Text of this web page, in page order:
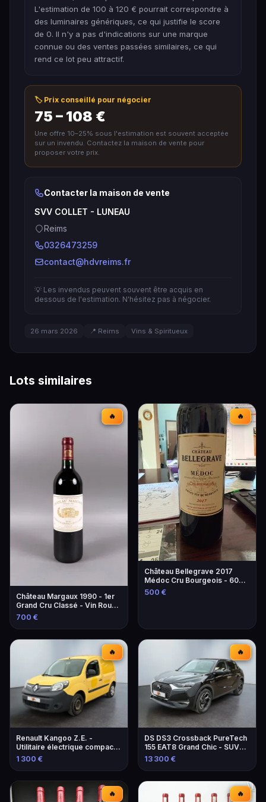
L'estimation de 100 à 120 € pourrait correspondre à
des luminaires génériques, ce qui justifie le score
de 0. Il n'y a pas d'indications sur une marque
connue ou des ventes passées similaires, ce qui
rend ce lot peu attractif.
🏷️ Prix conseillé pour négocier
75 – 108 €
Une offre 10–25% sous l'estimation est souvent acceptée
sur un invendu. Contactez la maison de vente pour
proposer votre prix.
Contacter la maison de vente
SVV COLLET - LUNEAU
Reims
0326473259
contact@hdvreims.fr
💡 Les invendus peuvent souvent être acquis en
dessous de l'estimation. N'hésitez pas à négocier.
26 mars 2026 📍 Reims Vins & Spiritueux
Lots similaires
🔥
Château Margaux 1990 - 1er
Grand Cru Classé - Vin Rouge
d'Exception
700 €
🔥
Château Bellegrave 2017
Médoc Cru Bourgeois - 60
Bouteilles
500 €
🔥
Renault Kangoo Z.E. -
Utilitaire électrique compact
et pratique
1 300 €
🔥
DS DS3 Crossback PureTech
155 EAT8 Grand Chic - SUV
élégant et performant
13 300 €
🔥 🔥